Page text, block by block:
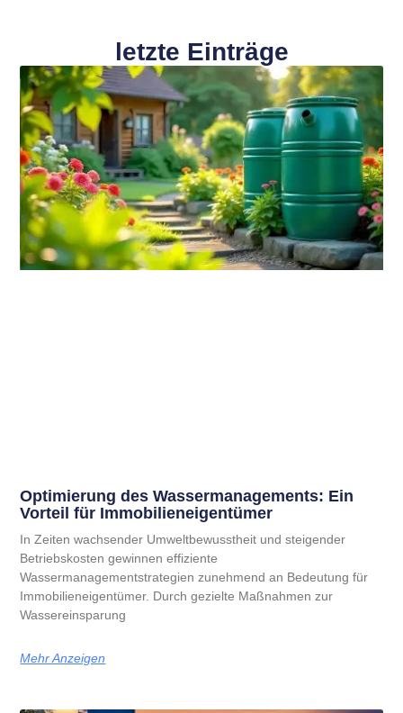
letzte Einträge
Optimierung des Wassermanagements: Ein
Vorteil für Immobilieneigentümer
In Zeiten wachsender Umweltbewusstheit und steigender
Betriebskosten gewinnen effiziente
Wassermanagementstrategien zunehmend an Bedeutung für
Immobilieneigentümer. Durch gezielte Maßnahmen zur
Wassereinsparung
Mehr Anzeigen